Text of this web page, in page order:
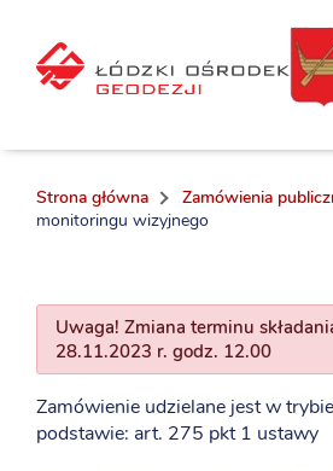
Strona główna Zamówienia
monitoringu wizyjnego
Uwaga! Zmiana terminu
28.11.2023 r. godz. 12.00
Zamówienie udzielane jest w
podstawie: art. 275 pkt 1 ustawy